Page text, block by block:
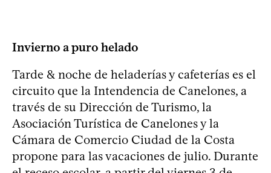
Invierno a puro helado
Tarde & noche de heladerías y cafeterías es el
circuito que la Intendencia de Canelones, a
través de su Dirección de Turismo, la
Asociación Turística de Canelones y la
Cámara de Comercio Ciudad de la Costa
propone para las vacaciones de julio. Durante